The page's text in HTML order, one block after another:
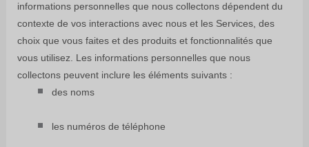
informations personnelles que nous collectons dépendent du
contexte de vos interactions avec nous et les Services, des
choix que vous faites et des produits et fonctionnalités que
vous utilisez. Les informations personnelles que nous
collectons peuvent inclure les éléments suivants :
des noms
les numéros de téléphone